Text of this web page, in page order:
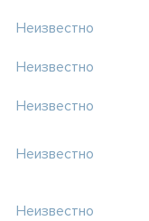
Неизвестно
Неизвестно
Неизвестно
Неизвестно
Неизвестно